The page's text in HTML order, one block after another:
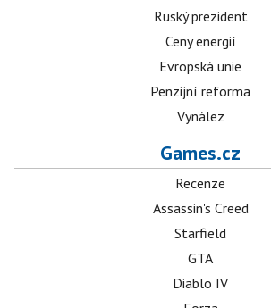
Ruský prezident
Ceny energií
Evropská unie
Penzijní reforma
Vynález
Games.cz
Recenze
Assassin's Creed
Starfield
GTA
Diablo IV